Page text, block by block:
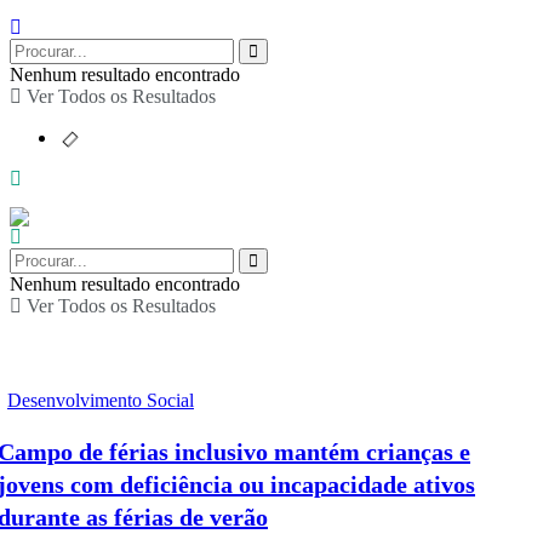
Nenhum resultado encontrado
Ver Todos os Resultados
Nenhum resultado encontrado
Ver Todos os Resultados
Desenvolvimento Social
de férias inclusivo mantém crianças e
com deficiência ou incapacidade ativos
as férias de verão